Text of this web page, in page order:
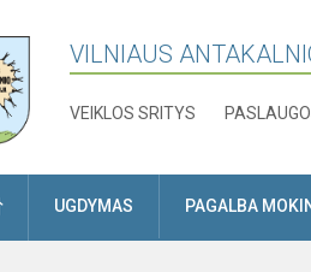
VILNIAUS
VEIKLOS SRITYS
PRADŽIAUGDYMAS PAGALBA